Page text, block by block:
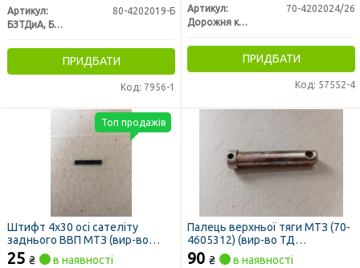
Артикул:
80-4202019-Б
БЗТДиА, Беларусь
ПРИДБАТИ
Код: 7956-1
Артикул:
70-4202024/26
Дорожня карта
ПРИДБАТИ
Код: 57552-4
Штифт 4х30 осі сателіту
заднього ВВП МТЗ (вир-во
БЗТДіА)
25 ₴ в наявності
Топ продажів
Палець верхньої тяги МТЗ (70-
4605312) (вир-во ТД
Автокомплект)
90 ₴ в наявності